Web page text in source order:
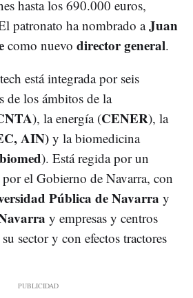
hasta los 690.000 euros,
patronato ha nombrado aJuan
como nuevo director general.
está integrada por seis
de los ámbitos de la
), la energía (CENER), la
AIN) y la biomedicina
). Está regida por un
el Gobierno de Navarra, con
Pública de Navarra y
y empresas y centros
sector y con efectos tractores